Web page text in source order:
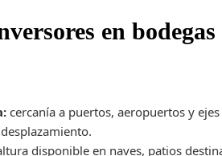
en
cercanía a puertos, aeropuertos y
disponible en naves, patios